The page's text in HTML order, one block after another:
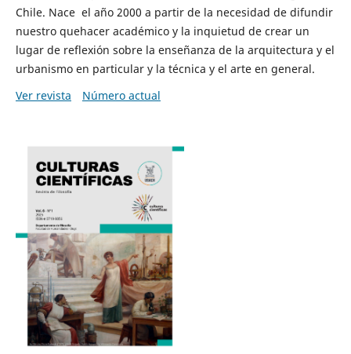
Chile. Nace el año 2000 a partir de la necesidad de difundir
nuestro quehacer académico y la inquietud de crear un
lugar de reflexión sobre la enseñanza de la arquitectura y el
urbanismo en particular y la técnica y el arte en general.
Ver revista
Número actual